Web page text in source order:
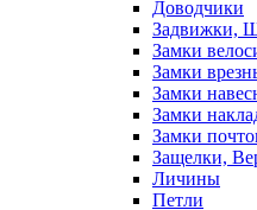
Доводчики
Задвижки,
Замки
Замки
Замки
Замки
Замки
Защелки,
Личины
Петли